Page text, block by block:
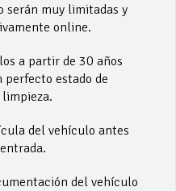
serán muy limitadas y
online.
a partir de 30 años
estado de
del vehículo antes
del vehículo